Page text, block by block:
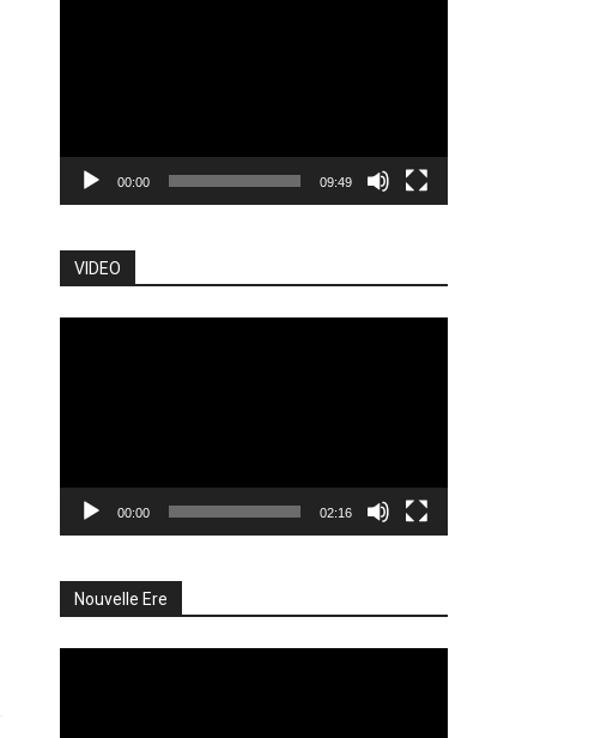
00:00 09:49
VIDEO
00:00 02:16
Nouvelle Ere